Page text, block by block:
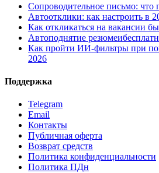
Сопроводительное письмо: что
Автоотклики: как настроить в
Как откликаться на вакансии
Автоподнятие
Как пройти ИИ-фильтры при
2026
Поддержка
Telegram
Email
Контакты
Публичная оферта
Возврат средств
Политика конфиденциальности
Политика ПДн